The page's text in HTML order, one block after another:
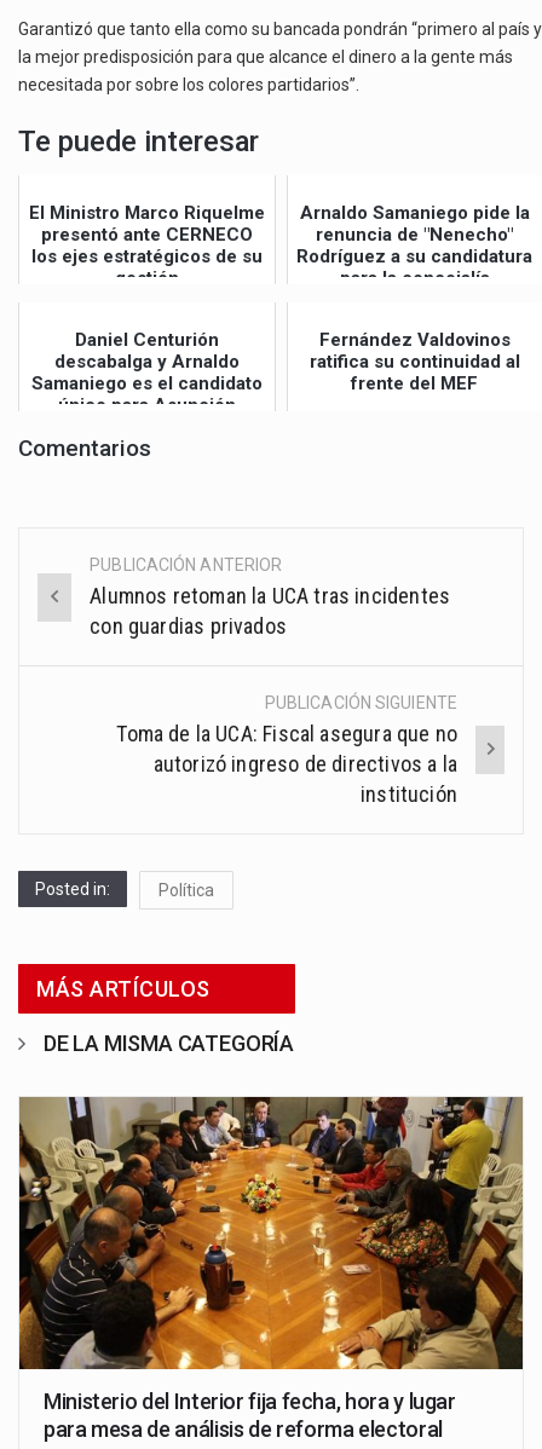
Garantizó que tanto ella como su bancada pondrán “primero al país y
la mejor predisposición para que alcance el dinero a la gente más
necesitada por sobre los colores partidarios”.
Te puede interesar
El Ministro Marco Riquelme
presentó ante CERNECO
los ejes estratégicos de su
gestión
Arnaldo Samaniego pide la
renuncia de "Nenecho"
Rodríguez a su candidatura
para la concejalía
Daniel Centurión
descabalga y Arnaldo
Samaniego es el candidato
único para Asunción
Fernández Valdovinos
ratifica su continuidad al
frente del MEF
Comentarios
Post
navigation
PUBLICACIÓN ANTERIOR
Alumnos retoman la UCA tras incidentes
con guardias privados
PUBLICACIÓN SIGUIENTE
Toma de la UCA: Fiscal asegura que no
autorizó ingreso de directivos a la
institución
Posted in: Política
MÁS ARTÍCULOS
DE LA MISMA CATEGORÍA
Ministerio del Interior fija fecha, hora y lugar
para mesa de análisis de reforma electoral